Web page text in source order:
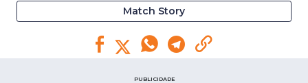
Match Story
PUBLICIDADE